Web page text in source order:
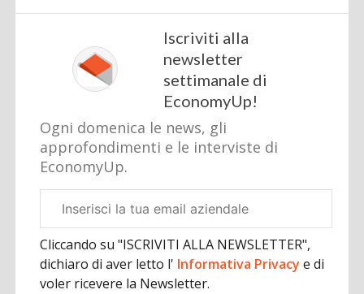
Iscriviti alla
newsletter
settimanale di
EconomyUp!
Ogni domenica le news, gli
approfondimenti e le interviste di
EconomyUp.
aziendale
Cliccando su "ISCRIVITI ALLA NEWSLETTER",
dichiaro di aver letto l' Informativa Privacye di
voler ricevere la Newsletter.